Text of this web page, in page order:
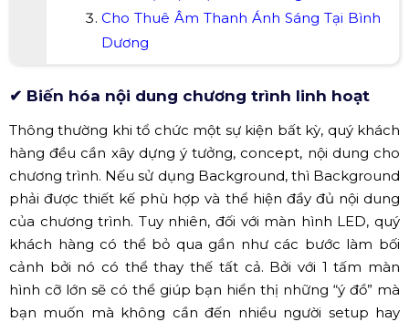
Cho Thuê Âm Thanh Ánh Sáng Tại Bình
Dương
✔ Biến hóa nội dung chương trình linh hoạt
Thông thường khi tổ chức một sự kiện bất kỳ, quý khách
hàng đều cần xây dựng ý tưởng, concept, nội dung cho
chương trình. Nếu sử dụng Background, thì Background
phải được thiết kế phù hợp và thể hiện đầy đủ nội dung
của chương trình. Tuy nhiên, đối với màn hình LED, quý
khách hàng có thể bỏ qua gần như các bước làm bối
cảnh bởi nó có thể thay thế tất cả. Bởi với 1 tấm màn
hình cỡ lớn sẽ có thể giúp bạn hiển thị những “ý đồ” mà
bạn muốn mà không cần đến nhiều người setup hay